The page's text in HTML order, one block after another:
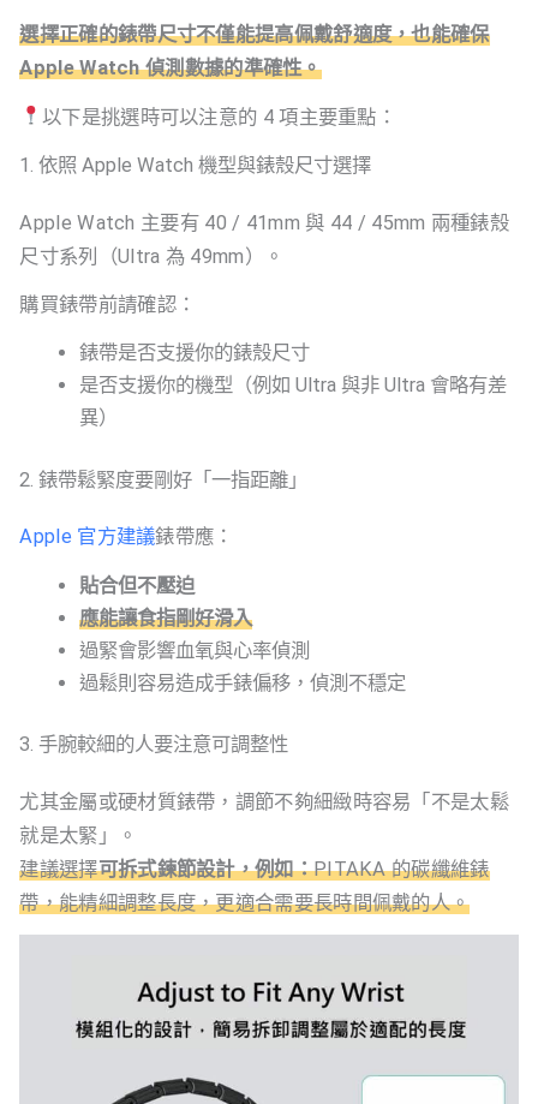
選擇正確的錶帶尺寸不僅能提高佩戴舒適度，也能確保
Apple Watch 偵測數據的準確性。
以下是挑選時可以注意的 4 項主要重點：
1. 依照 Apple Watch 機型與錶殼尺寸選擇
Apple Watch 主要有 40 / 41mm 與 44 / 45mm 兩種錶殼
尺寸系列（Ultra 為 49mm）。
購買錶帶前請確認：
錶帶是否支援你的錶殼尺寸
是否支援你的機型（例如 Ultra 與非 Ultra 會略有差
異）
2. 錶帶鬆緊度要剛好「一指距離」
Apple 官方建議錶帶應：
貼合但不壓迫
應能讓食指剛好滑入
過緊會影響血氧與心率偵測
過鬆則容易造成手錶偏移，偵測不穩定
3. 手腕較細的人要注意可調整性
尤其金屬或硬材質錶帶，調節不夠細緻時容易「不是太鬆
就是太緊」。
建議選擇可拆式鍊節設計，例如：PITAKA 的碳纖維錶
帶，能精細調整長度，更適合需要長時間佩戴的人。